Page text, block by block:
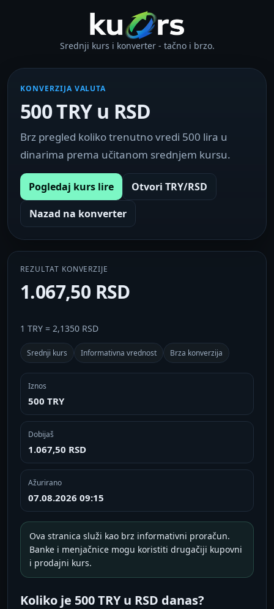
Srednji kurs i konverter - tačno i brzo.
KONVERZIJA VALUTA
500 TRY u RSD
Brz pregled koliko trenutno vredi 500 lira u
dinarima prema učitanom srednjem kursu.
Pogledaj kurs lire
Otvori TRY/RSD
Nazad na konverter
REZULTAT KONVERZIJE
1.067,50 RSD
1 TRY = 2,1350 RSD
Srednji kurs Informativna vrednost Brza konverzija
Iznos
500 TRY
Dobijaš
1.067,50 RSD
Ažurirano
07.08.2026 09:15
Ova stranica služi kao brz informativni proračun.
Banke i menjačnice mogu koristiti drugačiji kupovni
i prodajni kurs.
Koliko je 500 TRY u RSD danas?